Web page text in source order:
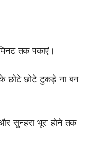
तक पकाएं।
छोटे टुकड़े ना बन
सुनहरा भूरा होने तक